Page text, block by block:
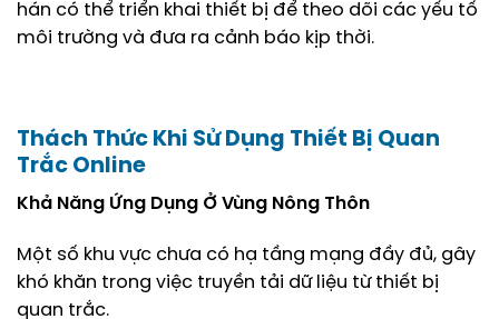
hán có thể triển khai thiết bị để theo dõi các yếu tố
môi trường và đưa ra cảnh báo kịp thời.
Thách Thức Khi Sử Dụng Thiết Bị Quan
Trắc Online
Khả Năng Ứng Dụng Ở Vùng Nông Thôn
Một số khu vực chưa có hạ tầng mạng đầy đủ, gây
khó khăn trong việc truyền tải dữ liệu từ thiết bị
quan trắc.